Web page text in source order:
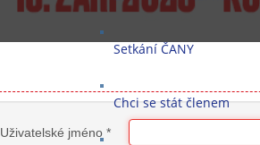
Setkání ČANY
Chci se stát členem
Uživatelské jméno*